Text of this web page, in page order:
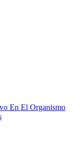
En El Organismo